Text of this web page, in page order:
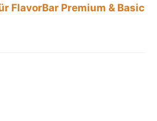
FlavorBar Premium & Basic